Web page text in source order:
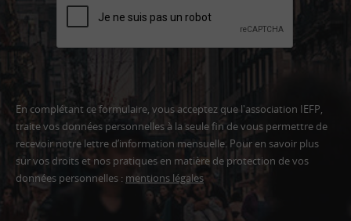
En complétant ce formulaire, vous acceptez que l'association IEFP,
traite vos données personnelles à la seule fin de vous permettre de
recevoir notre lettre d’information mensuelle. Pour en savoir plus
sur vos droits et nos pratiques en matière de protection de vos
données personnelles : mentions légales
Adresse